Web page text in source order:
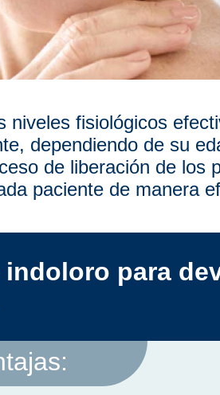
niveles fisiológicos
dependiendo de su
de liberación de los
paciente de manera
para